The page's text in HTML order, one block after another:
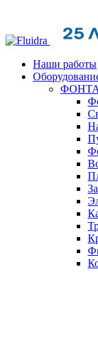
Наши работы